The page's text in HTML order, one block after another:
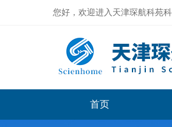
您好，欢迎进入天津琛航科苑
首页